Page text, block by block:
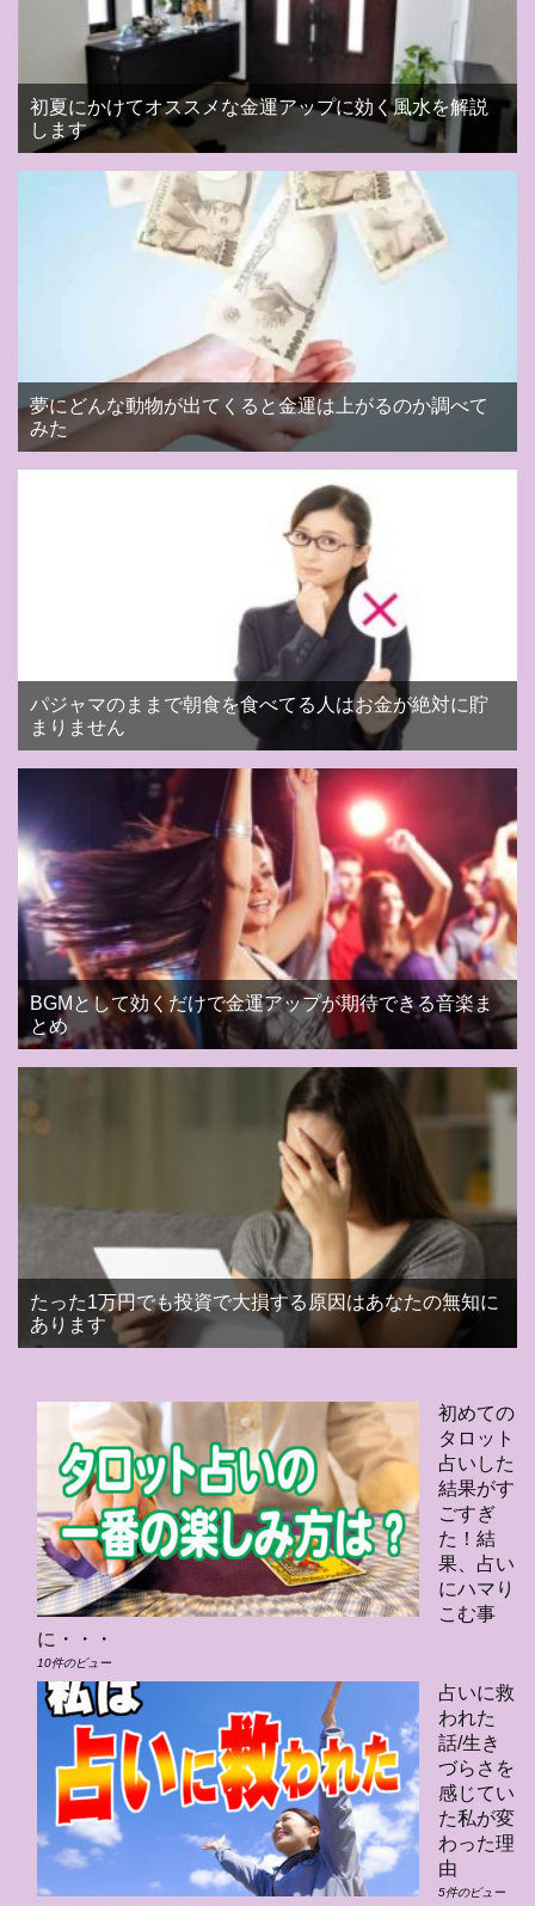
初夏にかけてオススメな金運アップに効く風水を解説
します
夢にどんな動物が出てくると金運は上がるのか調べて
みた
パジャマのままで朝食を食べてる人はお金が絶対に貯
まりません
BGMとして効くだけで金運アップが期待できる音楽ま
とめ
たった1万円でも投資で大損する原因はあなたの無知に
あります
初めての
タロット
占いした
結果がす
ごすぎ
た！結
果、占い
にハマり
こむ事
に・・・
10件のビュー
占いに救
われた
話/生き
づらさを
感じてい
た私が変
わった理
由
5件のビュー